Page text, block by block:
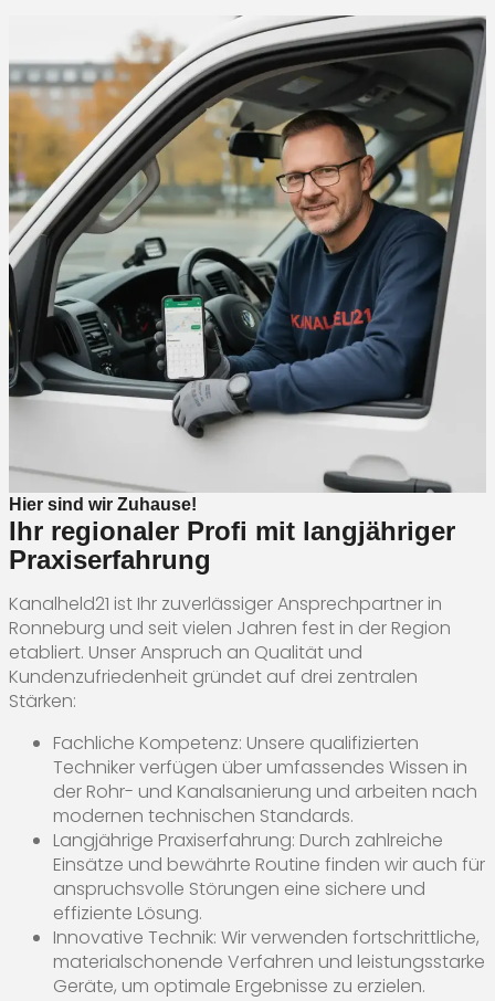
Hier sind wir Zuhause!
Ihr regionaler Profi mit langjähriger
Praxiserfahrung
Kanalheld21 ist Ihr zuverlässiger Ansprechpartner in
Ronneburg und seit vielen Jahren fest in der Region
etabliert. Unser Anspruch an Qualität und
Kundenzufriedenheit gründet auf drei zentralen
Stärken:
Fachliche Kompetenz: Unsere qualifizierten
Techniker verfügen über umfassendes Wissen in
der Rohr- und Kanalsanierung und arbeiten nach
modernen technischen Standards.
Langjährige Praxiserfahrung: Durch zahlreiche
Einsätze und bewährte Routine finden wir auch für
anspruchsvolle Störungen eine sichere und
effiziente Lösung.
Innovative Technik: Wir verwenden fortschrittliche,
materialschonende Verfahren und leistungsstarke
Geräte, um optimale Ergebnisse zu erzielen.